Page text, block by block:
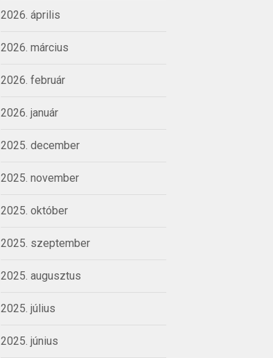
2026. április
2026. március
2026. február
2026. január
2025. december
2025. november
2025. október
2025. szeptember
2025. augusztus
2025. július
2025. június